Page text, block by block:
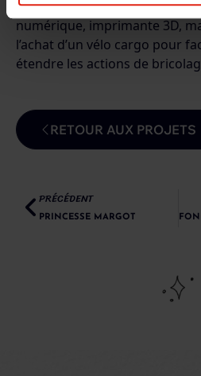
plongeante, dégauchisseuse,
numérique, imprimante 3D,
l’achat d’un vélo cargo pour
étendre les actions de
RETOUR AUX PROJETS
PRÉCÉDENT
PRINCESSE MARGOT